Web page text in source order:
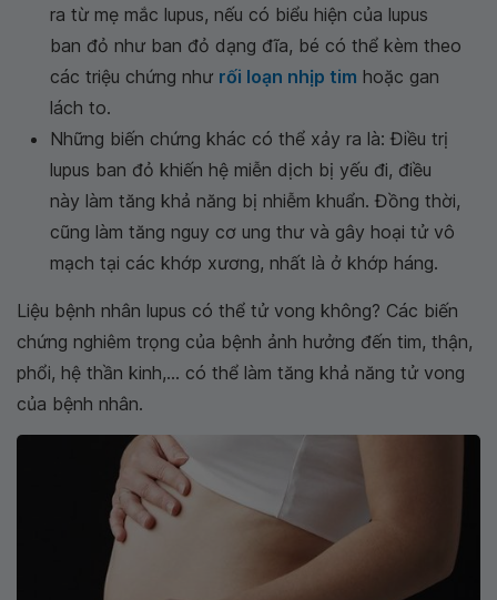
ra từ mẹ mắc lupus, nếu có biểu hiện của lupus
ban đỏ như ban đỏ dạng đĩa, bé có thể kèm theo
các triệu chứng như rối loạn nhịp tim hoặc gan
lách to.
Những biến chứng khác có thể xảy ra là: Điều trị
lupus ban đỏ khiến hệ miễn dịch bị yếu đi, điều
này làm tăng khả năng bị nhiễm khuẩn. Đồng thời,
cũng làm tăng nguy cơ ung thư và gây hoại tử vô
mạch tại các khớp xương, nhất là ở khớp háng.
Liệu bệnh nhân lupus có thể tử vong không? Các biến
chứng nghiêm trọng của bệnh ảnh hưởng đến tim, thận,
phổi, hệ thần kinh,... có thể làm tăng khả năng tử vong
của bệnh nhân.